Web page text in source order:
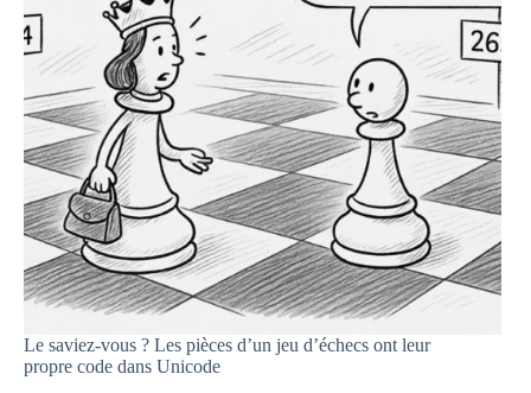
Le saviez-vous ? Les pièces d’un jeu d’échecs ont leur
propre code dans Unicode